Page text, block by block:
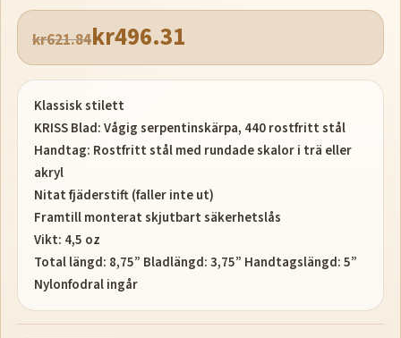
kr621.84kr496.31
Klassisk stilett
KRISS Blad: Vågig serpentinskärpa, 440 rostfritt stål
Handtag: Rostfritt stål med rundade skalor i trä eller
akryl
Nitat fjäderstift (faller inte ut)
Framtill monterat skjutbart säkerhetslås
Vikt: 4,5 oz
Total längd: 8,75” Bladlängd: 3,75” Handtagslängd: 5”
Nylonfodral ingår